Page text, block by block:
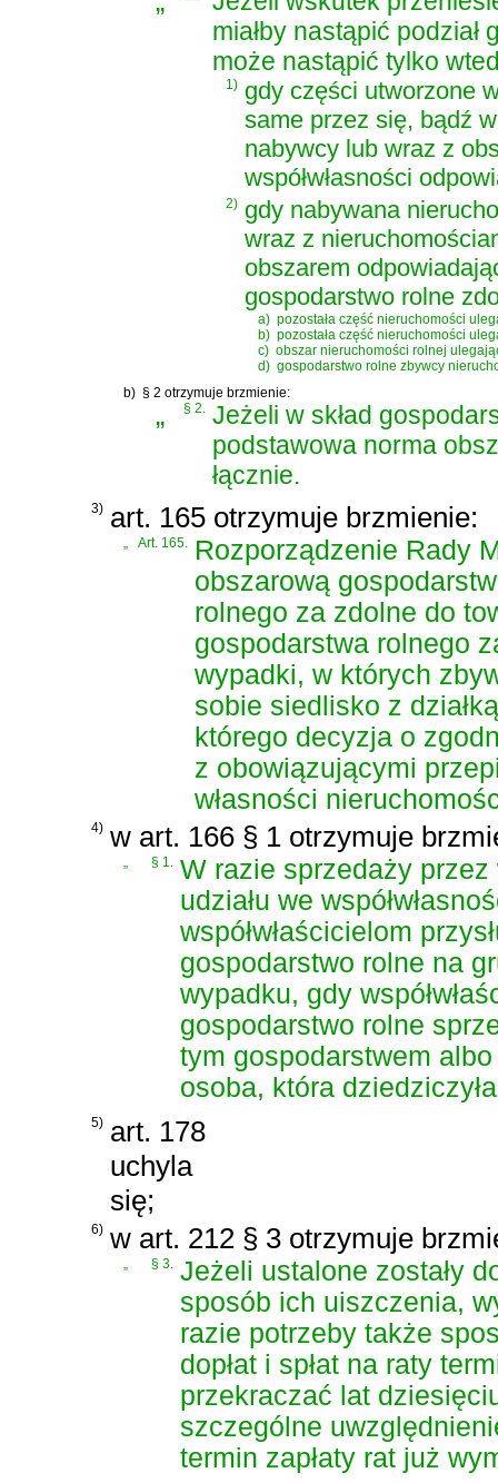
miałby nastąpić
może nastąpić tylko
1) gdy części utworzone
same przez się, bądź
nabywcy lub wraz z
współwłasności
2) gdy nabywana
wraz z
obszarem
gospodarstwo rolne
a) pozostała część nieruchomości
b) pozostała część nieruchomości
c) obszar nieruchomości rolnej
d) gospodarstwo rolne zbywcy
b) § 2 otrzymuje brzmienie:
„ § 2.
Jeżeli w skład
podstawowa norma
łącznie.
3) art. 165 otrzymuje brzmienie:
„ Art. 165. Rozporządzenie Rady
obszarową
rolnego za zdolne do
gospodarstwa rolnego
wypadki, w których
sobie siedlisko z
którego decyzja o
z obowiązującymi
własności
4) w art. 166 § 1 otrzymuje
„ § 1. W razie sprzedaży przez
udziału we
współwłaścicielom
gospodarstwo rolne na
wypadku, gdy
gospodarstwo rolne
tym gospodarstwem
osoba, która
5) art. 178
uchyla
się;
6) w art. 212 § 3 otrzymuje
„ § 3. Jeżeli ustalone zostały
sposób ich uiszczenia,
razie potrzeby także
dopłat i spłat na raty
przekraczać lat
szczególne
termin zapłaty rat już